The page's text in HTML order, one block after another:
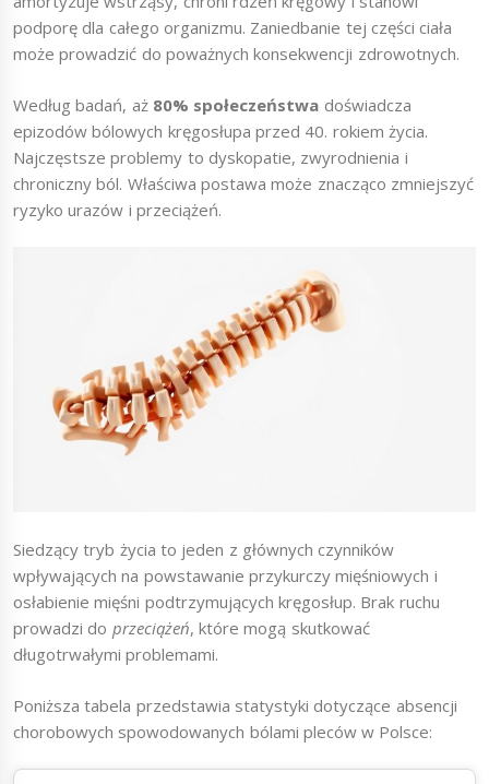
podporę dla całego organizmu. Zaniedbanie tej części ciała
może prowadzić do poważnych konsekwencji zdrowotnych.
Według badań, aż 80% społeczeństwa doświadcza
epizodów bólowych kręgosłupa przed 40. rokiem życia.
Najczęstsze problemy to dyskopatie, zwyrodnienia i
chroniczny ból. Właściwa postawa może znacząco zmniejszyć
ryzyko urazów i przeciążeń.
Siedzący tryb życia to jeden z głównych czynników
wpływających na powstawanie przykurczy mięśniowych i
osłabienie mięśni podtrzymujących kręgosłup. Brak ruchu
prowadzi do przeciążeń, które mogą skutkować
długotrwałymi problemami.
Poniższa tabela przedstawia statystyki dotyczące absencji
chorobowych spowodowanych bólami pleców w Polsce: